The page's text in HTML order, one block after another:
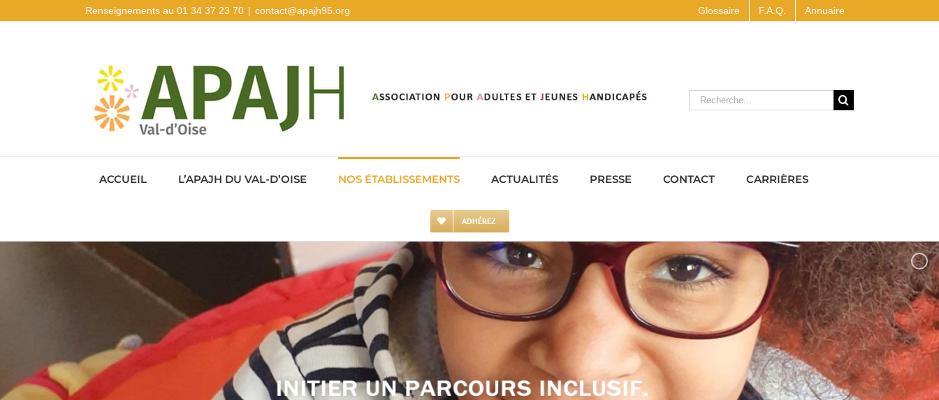
au
Renseignements au 01 34 37 23 70 | contact@apajh95.org Glossaire F.A.Q. Annuaire
Rechercher
ACCUEIL L’APAJH DU VAL-D’OISE NOS ÉTABLISSEMENTS ACTUALITÉS PRESSE CONTACT CARRIÈRES
ADHÉREZ